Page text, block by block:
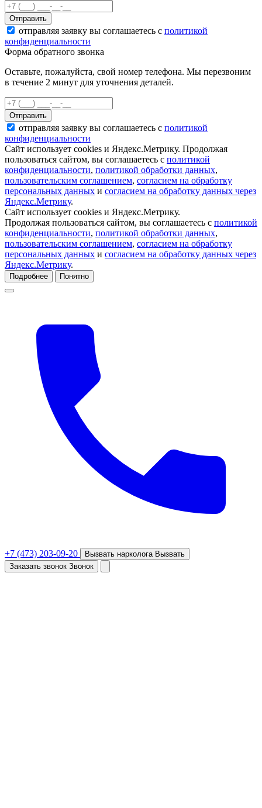
Отправить
отправляя заявку вы соглашаетесь с политикой
конфиденциальности
Форма обратного звонка
Оставьте, пожалуйста, свой номер телефона. Мы перезвоним
в течение 2 минут для уточнения деталей.
Отправить
отправляя заявку вы соглашаетесь с политикой
конфиденциальности
Сайт использует cookies и Яндекс.Метрику. Продолжая
пользоваться сайтом, вы соглашаетесь с политикой
конфиденциальности, политикой обработки данных,
пользовательским соглашением, согласием на обработку
персональных данных и согласием на обработку данных через
Яндекс.Метрику.
Сайт использует cookies и Яндекс.Метрику.
Продолжая пользоваться сайтом, вы соглашаетесь с политикой
конфиденциальности, политикой обработки данных,
пользовательским соглашением, согласием на обработку
персональных данных и согласием на обработку данных через
Яндекс.Метрику.
Подробнее Понятно
+7 (473) 203-09-20 Вызвать нарколога Вызвать
Заказать звонок Звонок